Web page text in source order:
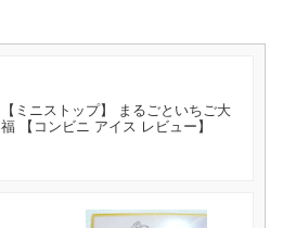
【ミニストップ】 まるごといちご大
福 【コンビニ アイス レビュー】